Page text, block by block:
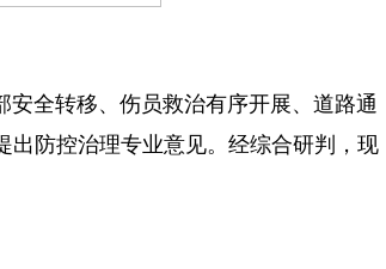
全转移、伤员救治有序开展、道路通
出防控治理专业意见。经综合研判，现